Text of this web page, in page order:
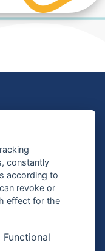
constantly
according to
revoke or
effect for the
Functional